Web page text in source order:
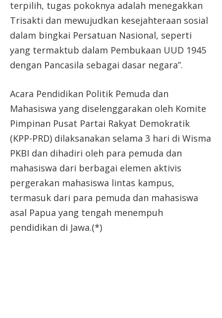
terpilih, tugas pokoknya adalah menegakkan
Trisakti dan mewujudkan kesejahteraan sosial
dalam bingkai Persatuan Nasional, seperti
yang termaktub dalam Pembukaan UUD 1945
dengan Pancasila sebagai dasar negara”.
Acara Pendidikan Politik Pemuda dan
Mahasiswa yang diselenggarakan oleh Komite
Pimpinan Pusat Partai Rakyat Demokratik
(KPP-PRD) dilaksanakan selama 3 hari di Wisma
PKBI dan dihadiri oleh para pemuda dan
mahasiswa dari berbagai elemen aktivis
pergerakan mahasiswa lintas kampus,
termasuk dari para pemuda dan mahasiswa
asal Papua yang tengah menempuh
pendidikan di Jawa.(*)